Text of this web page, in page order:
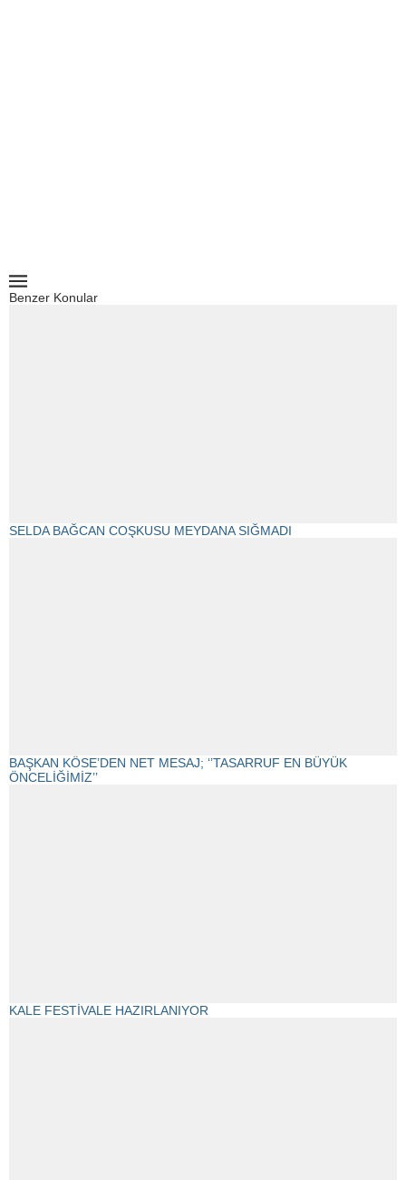
Benzer Konular
SELDA BAĞCAN COŞKUSU MEYDANA SIĞMADI
BAŞKAN KÖSE’DEN NET MESAJ; ‘’TASARRUF EN BÜYÜK
ÖNCELİĞİMİZ’’
KALE FESTİVALE HAZIRLANIYOR